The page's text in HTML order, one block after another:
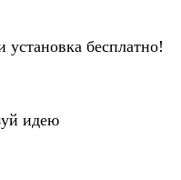
бесплатно!
идею